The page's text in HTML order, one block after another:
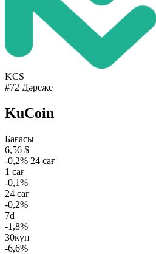
KCS
#72 Дәреже
KuCoin
Бағасы
6,56 $
-0,2% 24 сағ
1 сағ
-0,1%
24 сағ
-0,2%
7d
-1,8%
30күн
-6,6%